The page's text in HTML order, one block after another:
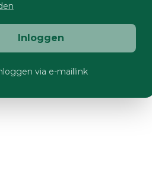
Inloggen
via e-maillink